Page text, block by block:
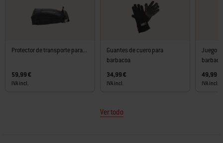
Protector de transporte para...
59,99 €
IVA incl.
Guantes de cuero para
barbacoa
34,99 €
IVA incl.
Juego
49,99 €
IVA incl.
Ver todo